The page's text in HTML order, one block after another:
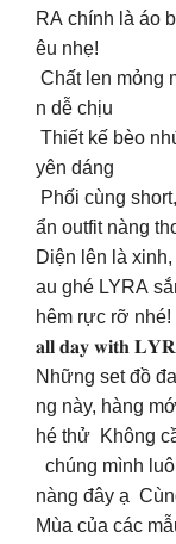
RA chính là áo
êu nhẹ!
Chất len mỏng
n dễ chịu
Thiết kế bèo
yên dáng
Phối cùng
ẩn outfit nàng
Diện lên là
au ghé LYRA
hêm rực rỡ nhé!
𝐚𝐥𝐥 𝐝𝐚𝐲 𝐰𝐢𝐭𝐡
Những set đồ
ng này, hàng
hé thử Không
chúng mình
nàng đây ạ
Mùa của các